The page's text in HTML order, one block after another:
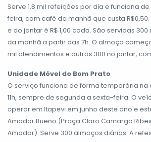
Serve 1,8 mil refeições por dia e funciona
feira, com café da manhã que custa
e do jantar é R$ 1,00 cada. São servidas
da manhã a partir das 7h. O almoço começa
mil atendimentos e outros 300 no jantar,
Unidade Móvel do Bom Prato
O serviço funciona de forma temporária na
11h, sempre de segunda a sexta-feira. O
operar em Itapevi em junho deste ano e
Amador Bueno (Praça Claro Camargo
Amador). Serve 300 almoços diários. A